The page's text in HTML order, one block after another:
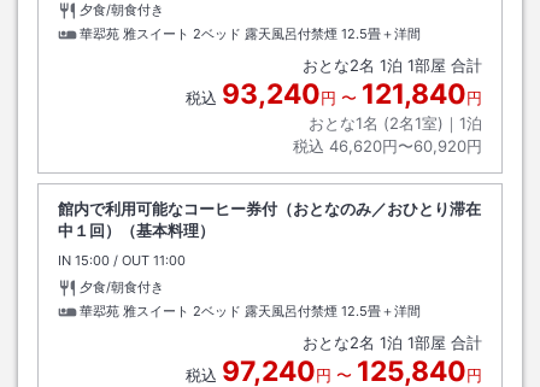
夕食/朝食付き
華翆苑 雅スイート 2ベッド 露天風呂付禁煙 12.5畳＋洋間
おとな2名 1泊 1部屋 合計
税込 93,240円 〜 121,840円
おとな1名 (2名1室)｜ 1泊
税込 46,620円〜60,920円
館内で利用可能なコーヒー券付（おとなのみ／おひとり滞在
中１回）（基本料理）
IN チェックイン
15:00 / OUT チェックアウト
11:00
夕食/朝食付き
華翆苑 雅スイート 2ベッド 露天風呂付禁煙 12.5畳＋洋間
おとな2名 1泊 1部屋 合計
税込 97,240円 〜 125,840円